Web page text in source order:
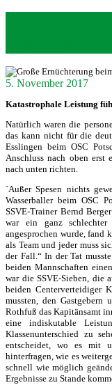
5. November 2017
Katastrophale Leistung
Natürlich waren die
das kann nicht für die
Esslingen beim OSC
Anschluss nach oben
nach unten richten.
`Außer Spesen nichts
Wasserballer beim OSC
SSVE-Trainer Bernd
war ein ganz
angesprochen wurde, fand
als Team und jeder muss
der Fall.“ In der Tat
beiden Mannschaften
war die SSVE-Sieben, die
beiden Centerverteidiger
mussten, den Gastgebern
Rothfuß das Kapitänsamt
eine indiskutable
Klassenunterschied zu
entscheidet, wo es mit
hinterfragen, wie es
schnell wie möglich
Ergebnisse zu Stande